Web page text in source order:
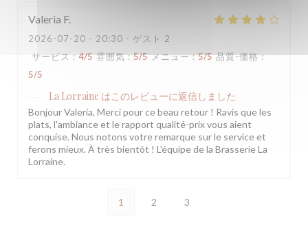
Valeria F
2026-07-20 - 20:30 - ゲスト 2
サービス : 4/5 雰囲気: 5/5 メニュー: 5/5 品質-価格:
5/5
La Lorraine はこのレビューに返信しました
Bonjour Valeria, Merci pour ce beau retour ! Ravis que les
plats, l'ambiance et le rapport qualité-prix vous aient
conquise. Nous notons votre remarque sur le service et
ferons mieux. À très bientôt ! L'équipe de la Brasserie La
Lorraine.
1 2 3